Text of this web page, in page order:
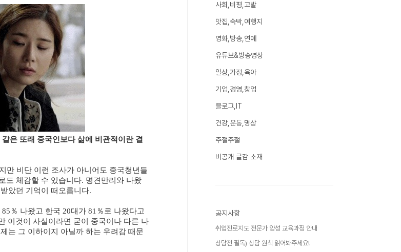
은 또래 중국인보다 삶에 비관적이란 결
만 비단 이런 조사가 아니어도 중국청년들
도 체감할 수 있습니다. 명견만리와 나왔
았던 기억이 떠오릅니다.
％ 나왔고 한국 20대가 81％로 나왔다고
이것이 사실이라면 굳이 중국이나 다른 나
는 그 이하이지 아닐까 하는 우려감 때문
사회,비평,고발
맛집,숙박,여행지
영화,방송,연예
유튜브&방송영상
일상,가정,육아
기업,경영,창업
블로그,IT
건강,운동,명상
주절주절
비공개 글감 소재
공지사항
취업진로지도 전문가 양성 교육과정 안내
상담전 필독) 상담 원칙 읽어봐주세요!